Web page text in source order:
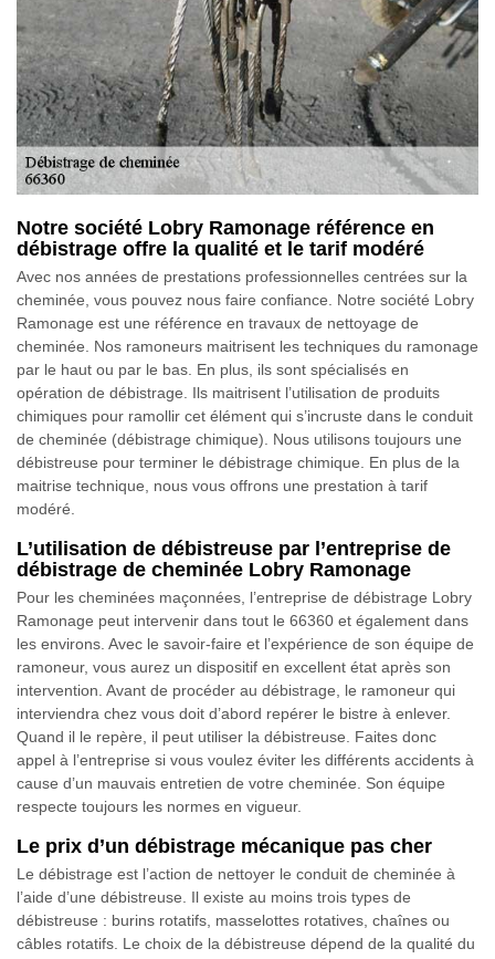
Notre société Lobry Ramonage référence en
débistrage offre la qualité et le tarif modéré
Avec nos années de prestations professionnelles centrées sur la
cheminée, vous pouvez nous faire confiance. Notre société Lobry
Ramonage est une référence en travaux de nettoyage de
cheminée. Nos ramoneurs maitrisent les techniques du ramonage
par le haut ou par le bas. En plus, ils sont spécialisés en
opération de débistrage. Ils maitrisent l’utilisation de produits
chimiques pour ramollir cet élément qui s’incruste dans le conduit
de cheminée (débistrage chimique). Nous utilisons toujours une
débistreuse pour terminer le débistrage chimique. En plus de la
maitrise technique, nous vous offrons une prestation à tarif
modéré.
L’utilisation de débistreuse par l’entreprise de
débistrage de cheminée Lobry Ramonage
Pour les cheminées maçonnées, l’entreprise de débistrage Lobry
Ramonage peut intervenir dans tout le 66360 et également dans
les environs. Avec le savoir-faire et l’expérience de son équipe de
ramoneur, vous aurez un dispositif en excellent état après son
intervention. Avant de procéder au débistrage, le ramoneur qui
interviendra chez vous doit d’abord repérer le bistre à enlever.
Quand il le repère, il peut utiliser la débistreuse. Faites donc
appel à l’entreprise si vous voulez éviter les différents accidents à
cause d’un mauvais entretien de votre cheminée. Son équipe
respecte toujours les normes en vigueur.
Le prix d’un débistrage mécanique pas cher
Le débistrage est l’action de nettoyer le conduit de cheminée à
l’aide d’une débistreuse. Il existe au moins trois types de
débistreuse : burins rotatifs, masselottes rotatives, chaînes ou
câbles rotatifs. Le choix de la débistreuse dépend de la qualité du